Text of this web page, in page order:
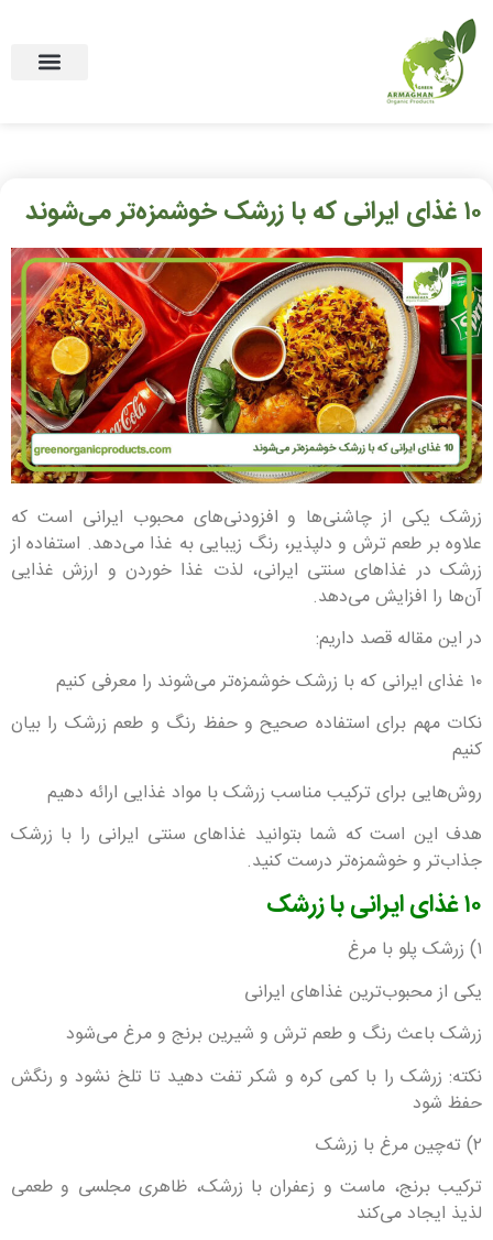
۱۰ غذای ایرانی که با زرشک خوشمزه‌تر می‌شوند
زرشک یکی از چاشنی‌ها و افزودنی‌های محبوب ایرانی است که
علاوه بر طعم ترش و دلپذیر، رنگ زیبایی به غذا می‌دهد. استفاده از
زرشک در غذاهای سنتی ایرانی، لذت غذا خوردن و ارزش غذایی
آن‌ها را افزایش می‌دهد.
در این مقاله قصد داریم:
۱۰ غذای ایرانی که با زرشک خوشمزه‌تر می‌شوند را معرفی کنیم
نکات مهم برای استفاده صحیح و حفظ رنگ و طعم زرشک را بیان
کنیم
روش‌هایی برای ترکیب مناسب زرشک با مواد غذایی ارائه دهیم
هدف این است که شما بتوانید غذاهای سنتی ایرانی را با زرشک
جذاب‌تر و خوشمزه‌تر درست کنید.
۱۰ غذای ایرانی با زرشک
۱) زرشک پلو با مرغ
یکی از محبوب‌ترین غذاهای ایرانی
زرشک باعث رنگ و طعم ترش و شیرین برنج و مرغ می‌شود
نکته: زرشک را با کمی کره و شکر تفت دهید تا تلخ نشود و رنگش
حفظ شود
۲) ته‌چین مرغ با زرشک
ترکیب برنج، ماست و زعفران با زرشک، ظاهری مجلسی و طعمی
لذیذ ایجاد می‌کند